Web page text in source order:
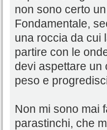
non sono certo
Fondamentale,
una roccia da cui
partire con le
devi aspettare un
peso e
Non mi sono mai
parastinchi, che